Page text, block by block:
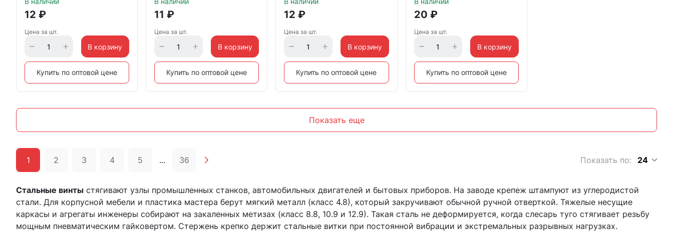
12 ₽
Цена за шт.
В корзину
Купить по оптовой цене
11 ₽
Цена за шт.
В корзину
Купить по оптовой цене
12 ₽
Цена за шт.
В корзину
Купить по оптовой цене
20 ₽
Цена за шт.
В корзину
Купить по оптовой цене
Показать еще
1 2 3 4 5 ... 36 Показать по: 24
Стальные винты стягивают узлы промышленных станков, автомобильных двигателей и бытовых приборов. На заводе крепеж штампуют из углеродистой
стали. Для корпусной мебели и пластика мастера берут мягкий металл (класс 4.8), который закручивают обычной ручной отверткой. Тяжелые несущие
каркасы и агрегаты инженеры собирают на закаленных метизах (класс 8.8, 10.9 и 12.9). Такая сталь не деформируется, когда слесарь туго стягивает резьбу
мощным пневматическим гайковертом. Стержень крепко держит стальные витки при постоянной вибрации и экстремальных разрывных нагрузках.